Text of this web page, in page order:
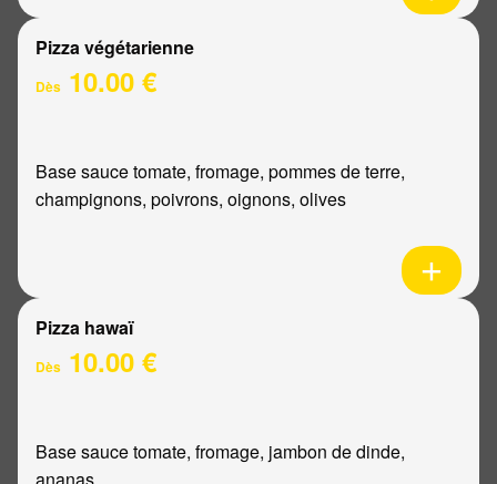
Pizza végétarienne
Dès 10.00 €
Base sauce tomate, fromage, pommes de terre,
champignons, poivrons, oignons, olives
Pizza hawaï
Dès 10.00 €
Base sauce tomate, fromage, jambon de dinde,
ananas